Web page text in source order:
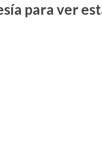
para ver